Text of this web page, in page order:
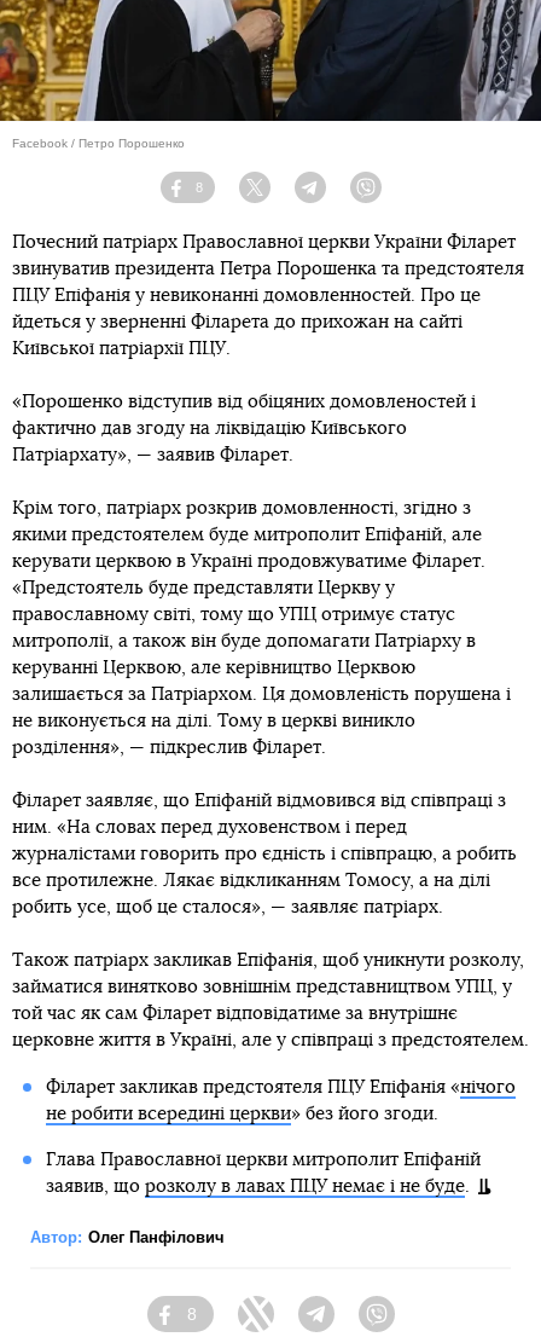
Facebook / Петро Порошенко
Facebook
8
Twitter TelegramViber
Почесний патріарх Православної церкви України Філарет
звинуватив президента Петра Порошенка та предстоятеля
ПЦУ Епіфанія у невиконанні домовленностей. Про це
йдеться у зверненні Філарета до прихожан на сайті
Київської патріархії ПЦУ.
«Порошенко відступив від обіцяних домовленостей і
фактично дав згоду на ліквідацію Київського
Патріархату», — заявив Філарет.
Крім того, патріарх розкрив домовленності, згідно з
якими предстоятелем буде митрополит Епіфаній, але
керувати церквою в Україні продовжуватиме Філарет.
«Предстоятель буде представляти Церкву у
православному світі, тому що УПЦ отримує статус
митрополії, а також він буде допомагати Патріарху в
керуванні Церквою, але керівництво Церквою
залишається за Патріархом. Ця домовленість порушена і
не виконується на ділі. Тому в церкві виникло
розділення», — підкреслив Філарет.
Філарет заявляє, що Епіфаній відмовився від співпраці з
ним. «На словах перед духовенством і перед
журналістами говорить про єдність і співпрацю, а робить
все протилежне. Лякає відкликанням Томосу, а на ділі
робить усе, щоб це сталося», — заявляє патріарх.
Також патріарх закликав Епіфанія, щоб уникнути розколу,
займатися винятково зовнішнім представництвом УПЦ, у
той час як сам Філарет відповідатиме за внутрішнє
церковне життя в Україні, але у співпраці з предстоятелем.
Філарет закликав предстоятеля ПЦУ Епіфанія «нічого
не робити всередині церкви» без його згоди.
Глава Православної церкви митрополит Епіфаній
заявив, що розколу в лавах ПЦУ немає і не буде.
Автор: Олег Панфілович
Facebook
8
Twitter TelegramViber